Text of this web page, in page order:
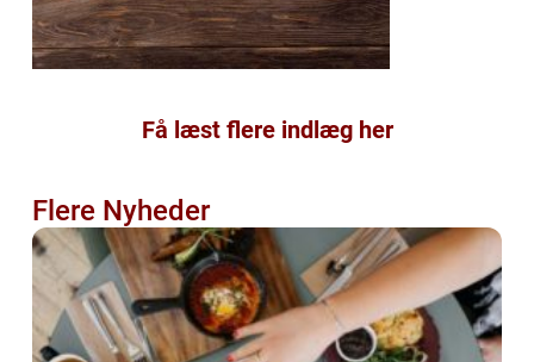
Få læst flere indlæg her
Flere Nyheder